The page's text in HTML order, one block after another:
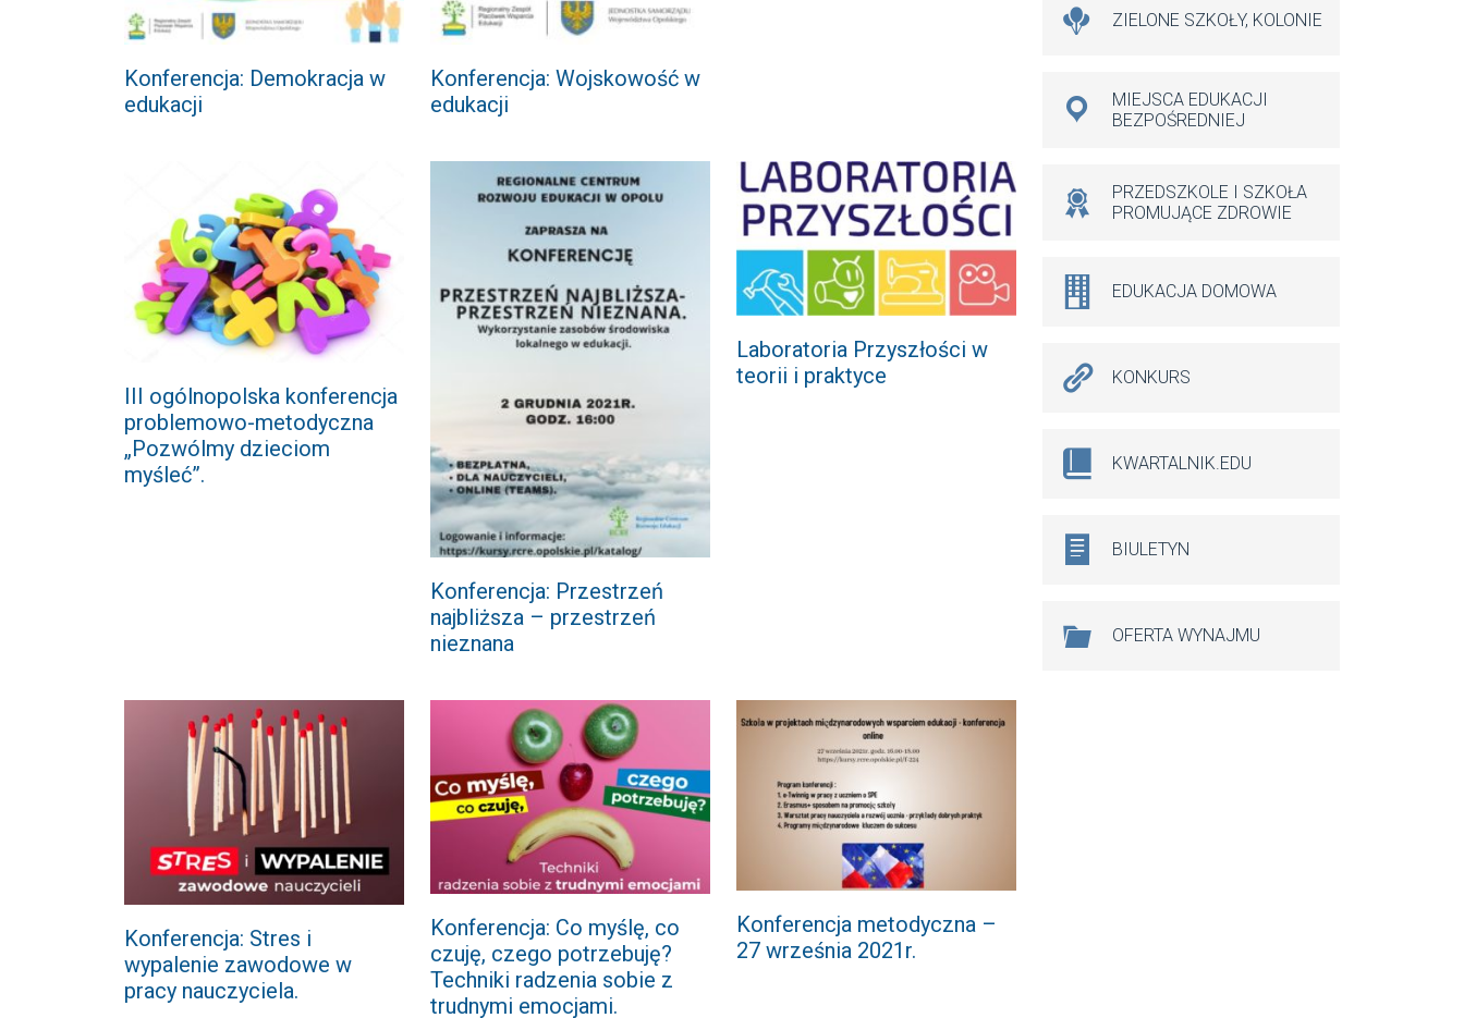
Konferencja: Demokracja w
edukacji
Konferencja: Wojskowość w
edukacji
III ogólnopolska konferencja
problemowo-metodyczna
„Pozwólmy dzieciom
myśleć”.
Konferencja: Przestrzeń
najbliższa – przestrzeń
nieznana
Laboratoria Przyszłości w
teorii i praktyce
Konferencja: Stres i
wypalenie zawodowe w
pracy nauczyciela.
Konferencja: Co myślę, co
czuję, czego potrzebuję?
Techniki radzenia sobie z
trudnymi emocjami.
Konferencja metodyczna –
27 września 2021r.
ZIELONE SZKOŁY, KOLONIE
MIEJSCA EDUKACJI
BEZPOŚREDNIEJ
PRZEDSZKOLE I SZKOŁA
PROMUJĄCE ZDROWIE
EDUKACJA DOMOWA
KONKURS
KWARTALNIK.EDU
BIULETYN
OFERTA WYNAJMU